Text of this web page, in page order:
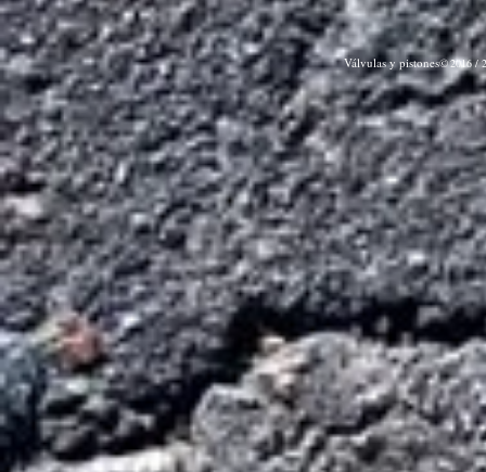
Válvulas y pistones©2016 /